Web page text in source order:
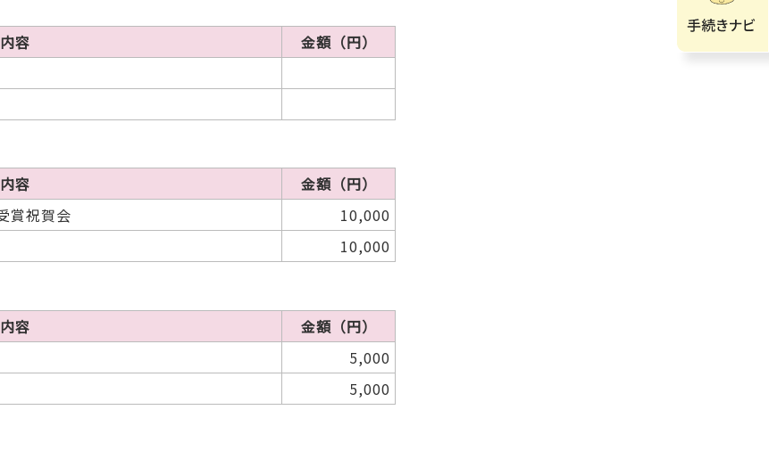
内容
金額（円）
内容
金額（円）
賞祝賀会
10,000
10,000
内容
金額（円）
5,000
5,000